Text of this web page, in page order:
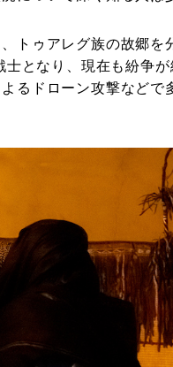
トゥアレグ族の故郷を
となり、現在も紛争
るドローン攻撃などで